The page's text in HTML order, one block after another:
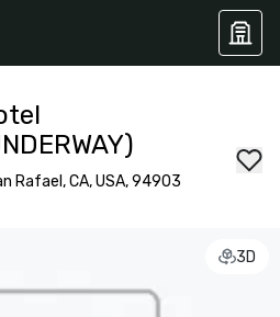
Rafael, CA, USA, 94903
3D